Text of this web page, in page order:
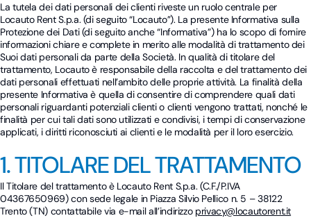
La tutela dei dati personali dei clienti riveste un ruolo centrale per
Locauto Rent S.p.a. (di seguito “Locauto”). La presente Informativa sulla
Protezione dei Dati (di seguito anche “Informativa”) ha lo scopo di fornire
informazioni chiare e complete in merito alle modalità di trattamento dei
Suoi dati personali da parte della Società. In qualità di titolare del
trattamento, Locauto è responsabile della raccolta e del trattamento dei
dati personali effettuati nell’ambito delle proprie attività. La finalità della
presente Informativa è quella di consentire di comprendere quali dati
personali riguardanti potenziali clienti o clienti vengono trattati, nonché le
finalità per cui tali dati sono utilizzati e condivisi, i tempi di conservazione
applicati, i diritti riconosciuti ai clienti e le modalità per il loro esercizio.
1. TITOLARE DEL TRATTAMENTO
Il Titolare del trattamento è Locauto Rent S.p.a. (C.F./P.IVA
04367650969) con sede legale in Piazza Silvio Pellico n. 5 – 38122
Trento (TN) contattabile via e-mail all’indirizzo privacy@locautorent.it